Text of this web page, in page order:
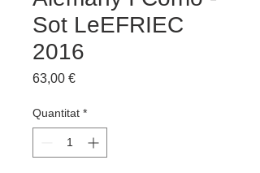
Sot LeEFRIEC
2016
63,00 €Price
Quantitat *